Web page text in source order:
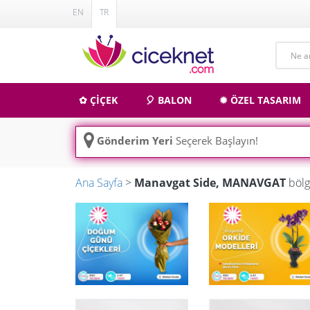
EN TR
✿ ÇİÇEK 🎈 BALON ✹ ÖZEL TASARIM
Gönderim Yeri Seçerek Başlayın!
Ana Sayfa > Manavgat Side, MANAVGAT